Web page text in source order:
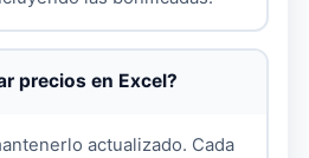
precios en Excel?
actualizado. Cada